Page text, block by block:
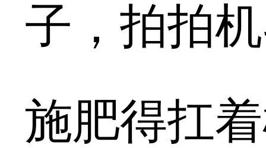
子，拍拍
施肥得扛